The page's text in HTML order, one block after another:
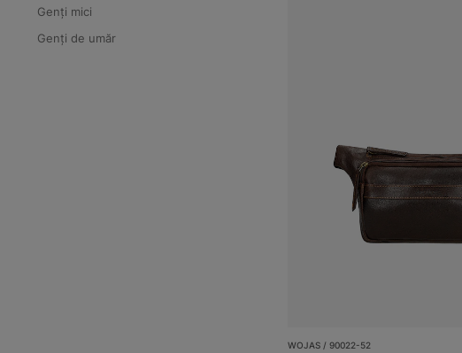
Genți mici
Genți de umăr
WOJAS / 90022-52